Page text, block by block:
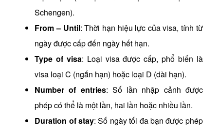
Schengen).
From – Until: Thời hạn hiệu lực của visa, tính từ
ngày được cấp đến ngày hết hạn.
Type of visa: Loại visa được cấp, phổ biến là
visa loại C (ngắn hạn) hoặc loại D (dài hạn).
Number of entries: Số lần nhập cảnh được
phép có thể là một lần, hai lần hoặc nhiều lần.
Duration of stay: Số ngày tối đa bạn được phép